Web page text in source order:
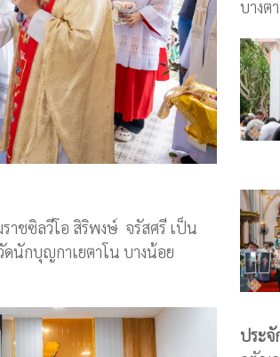
ชซิลวีโอ สิริพงษ์ จรัสศรี เป็น
นักบุญกาเยตาโน บางน้อย
บางต
ประจั